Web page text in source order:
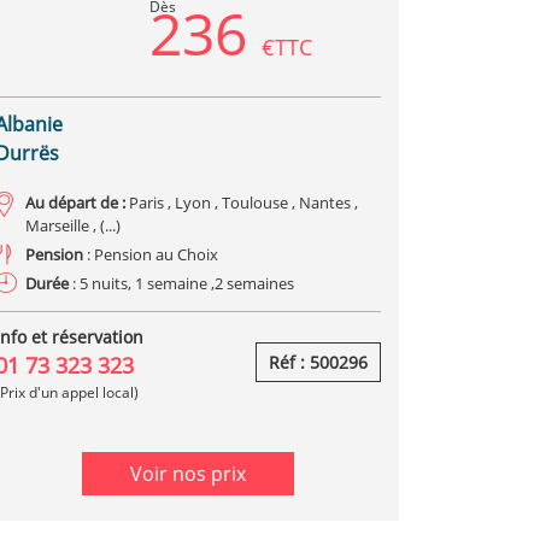
Dès
236 €TTC
Au départ de : Paris , Lyon , Toulouse , Nantes ,
Marseille , (...)
Pension : Pension au Choix
Durée : 5 nuits, 1 semaine ,2 semaines
et réservation
73 323 323
d'un appel local)
Réf : 500296
Voir nos prix